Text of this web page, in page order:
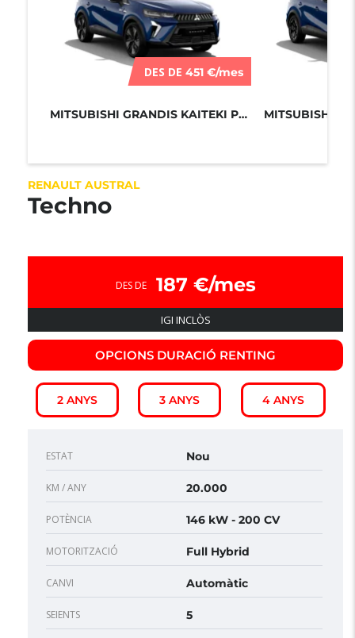
DES DE 451 €/mes
MITSUBISHI GRANDIS KAITEKI PLUS 180...
RENAULT AUSTRAL
Techno
DES DE 187 €/mes
IGI INCLÒS
OPCIONS DURACIÓ RENTING​
2 ANYS 3 ANYS 4 ANYS
ESTAT Nou
KM / ANY 20.000
POTÈNCIA 146 kW - 200 CV
MOTORITZACIÓ Full Hybrid
CANVI Automàtic
SEIENTS 5